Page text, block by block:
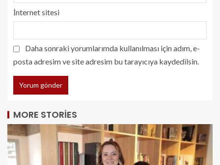
İnternet sitesi
Daha sonraki yorumlarımda kullanılması için adım, e-
posta adresim ve site adresim bu tarayıcıya kaydedilsin.
MORE STORIES